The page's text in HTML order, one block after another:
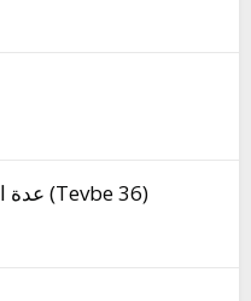
Iddet es-suhûr, عدة الشهور (Tevbe 36)